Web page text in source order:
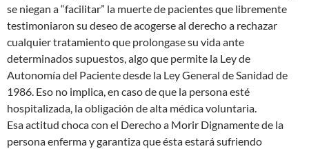
se niegan a “facilitar” la muerte de pacientes que libremente
testimoniaron su deseo de acogerse al derecho a rechazar
cualquier tratamiento que prolongase su vida ante
determinados supuestos, algo que permite la Ley de
Autonomía del Paciente desde la Ley General de Sanidad de
1986. Eso no implica, en caso de que la persona esté
hospitalizada, la obligación de alta médica voluntaria.
Esa actitud choca con el Derecho a Morir Dignamente de la
persona enferma y garantiza que ésta estará sufriendo